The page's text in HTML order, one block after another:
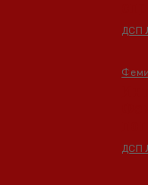
ДСП
ДСП